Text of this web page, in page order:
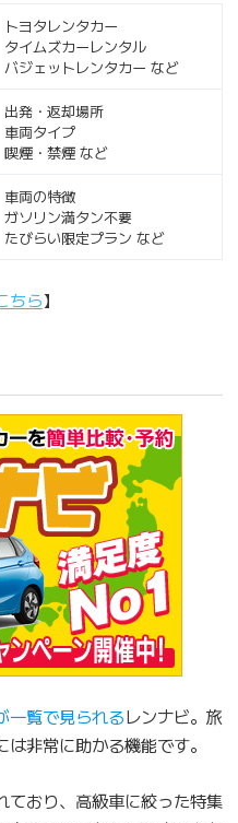
トヨタレンタカー
タイムズカーレンタル
バジェットレンタカー など
出発・返却場所
車両タイプ
喫煙・禁煙 など
車両の特徴
ガソリン満タン不要
たびらい限定プラン など
ちら】
一覧で見られるレンナビ。旅
非常に助かる機能です。
ており、高級車に絞った特集